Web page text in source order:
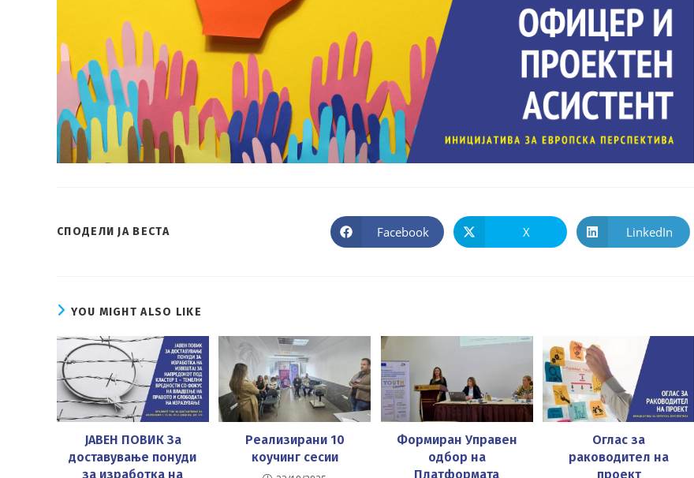
СПОДЕЛИ ЈА ВЕСТАSHARE Opens
in
Facebook Opens
in
X Opens
in
LinkedIn
YOU MIGHT ALSO LIKE
ЈАВЕН ПОВИК За
доставување понуди
за изработка на
Реализирани 10
коучинг сесии
Формиран Управен
одбор на
Платформата
Оглас за
раководител на
проект